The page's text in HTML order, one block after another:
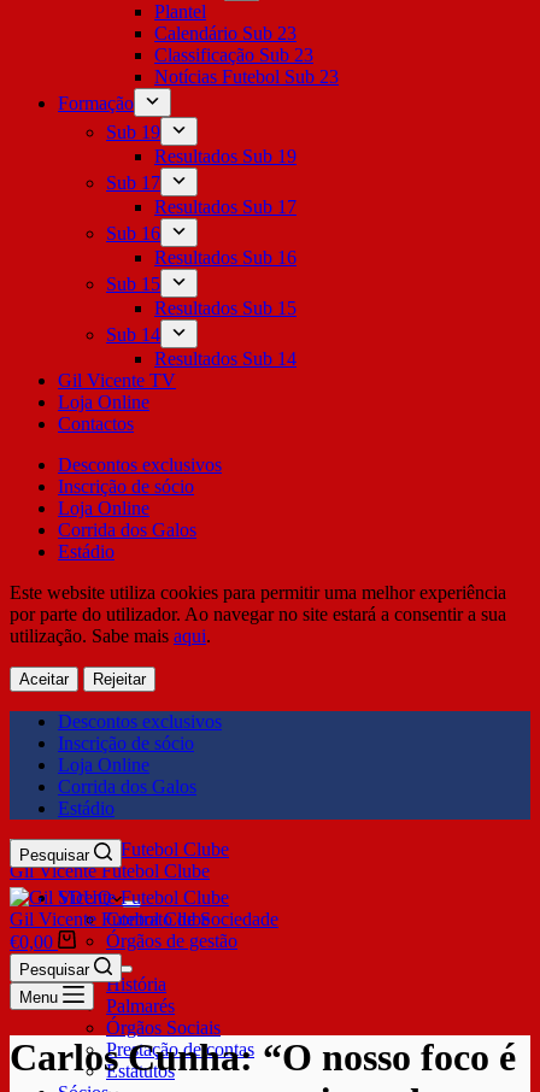
Plantel
Calendário Sub 23
Classificação Sub 23
Notícias Futebol Sub 23
Formação
Sub 19
Resultados Sub 19
Sub 17
Resultados Sub 17
Sub 16
Resultados Sub 16
Sub 15
Resultados Sub 15
Sub 14
Resultados Sub 14
Gil Vicente TV
Loja Online
Contactos
Descontos exclusivos
Inscrição de sócio
Loja Online
Corrida dos Galos
Estádio
Este website utiliza cookies para permitir uma melhor experiência
por parte do utilizador. Ao navegar no site estará a consentir a sua
utilização. Sabe mais aqui.
Aceitar Rejeitar
Descontos exclusivos
Inscrição de sócio
Loja Online
Corrida dos Galos
Estádio
Gil Vicente Futebol Clube
Pesquisar
SDUQ
Contrato de Sociedade
Órgãos de gestão
Clube
História
Palmarés
Órgãos Sociais
Prestação de contas
Estatutos
Gil Vicente Futebol Clube
€0,00
Pesquisar
Menu
Carlos Cunha: “O nosso foco é